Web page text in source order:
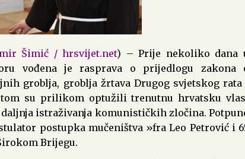
Šimić / hrsvijet.net) – Prije nekoliko dana
vođena je rasprava o prijedlogu zakona
groblja, groblja žrtava Drugog svjetskog rata
tom su prilikom optužili trenutnu hrvatsku
istraživanja komunističkih zločina.
postupka mučeništva »fra Leo Petrović i
Brijegu.